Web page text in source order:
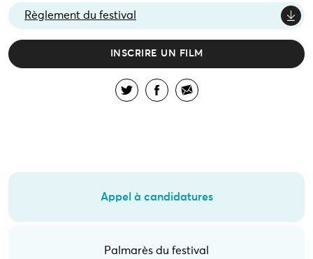
Règlement du festival
INSCRIRE UN FILM
Appel à candidatures
Palmarès du festival